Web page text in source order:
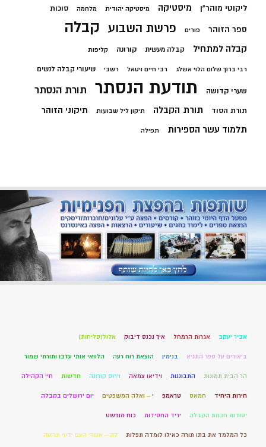
ליקוטי מוהר"ן מיסטיקה מיסטיקה יהודית מלחמה סוכות
ספר הזוהר פורים פרשת השבוע קבלה
קבלה למתחיל קבלה מעשית קורונה קליפות
רבי ברוך שלום הלוי אשלג רבי חיים ויטאל רשבי שיעורי קבלה לנשים
שערי קדושה תודעת הנסתר תורת הנסתר
תורת הסוד תורת הקבלה תיקון ליל שבועות תיקוני הזוהר
תלמוד עשר הספירות תפילה
אביר יעקב אגרות הרמחל איך נכנס דיבוק אלול(סליחות)
ביאורים על ספר התניא בנימין הוצאת רוח רעה הלוואי אותי עזבו ותורתי שמור
הר הבית תמונות התבוננות וידיאו צמאה וירוס קורונה חדשות חיי הקהילה
חירות היחיד חמאס טראמפ י – ואלה המשפטים יום ירושלים בקבלה
יסודות חכמת הקבלה יריד החסידות כוח מופשט
כל המלמד את בתו תורה כאילו לומדה תפלות לה – אשרי העם ידעי תרועה